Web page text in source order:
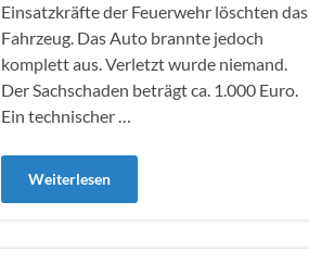
Einsatzkräfte der Feuerwehr löschten das
Fahrzeug. Das Auto brannte jedoch
komplett aus. Verletzt wurde niemand.
Der Sachschaden beträgt ca. 1.000 Euro.
Ein technischer …
Weiterlesen